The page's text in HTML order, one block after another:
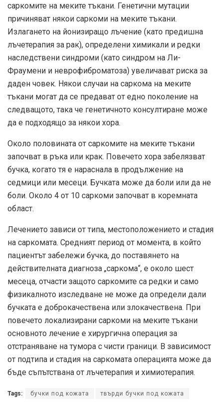
саркомите на меките тъкани. Генетични мутации
причиняват някои саркоми на меките тъкани.
Излагането на йонизиращо лъчение (като предишна
лъчетерапия за рак), определени химикали и редки
наследствени синдроми (като синдром на Ли-
Фраумени и неврофиброматоза) увеличават риска за
даден човек. Някои случаи на саркома на меките
тъкани могат да се предават от едно поколение на
следващото, така че генетичното консултиране може
да е подходящо за някои хора.
Около половината от саркомите на меките тъкани
започват в ръка или крак. Повечето хора забелязват
бучка, когато тя е нараснала в продължение на
седмици или месеци. Бучката може да боли или да не
боли. Около 4 от 10 саркоми започват в коремната
област.
Лечението зависи от типа, местоположението и стадия
на саркомата. Средният период от момента, в който
пациентът забележи бучка, до поставянето на
действителната диагноза „саркома“, е около шест
месеца, отчасти защото саркомите са редки и само
физикалното изследване не може да определи дали
бучката е доброкачествена или злокачествена. При
повечето локализирани саркоми на меките тъкани
основното лечение е хирургична операция за
отстраняване на тумора с чисти граници. В зависимост
от подтипа и стадия на саркомата операцията може да
бъде съпътствана от лъчетерапия и химиотерапия.
Tags: бучки под кожата твърди бучки под кожата